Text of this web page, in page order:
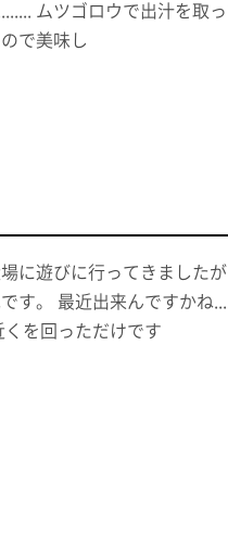
ムツゴロウで出汁を
で美味し
に遊びに行ってきました
す。 最近出来んですかね
を回っただけです